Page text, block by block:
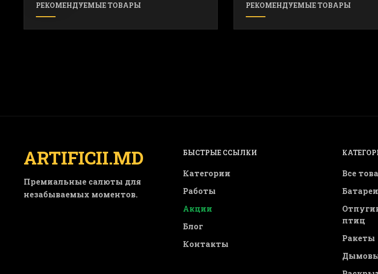
РЕКОМЕНДУЕМЫЕ ТОВАРЫ РЕКОМЕНДУЕМЫЕ ТОВАРЫ
ARTIFICII.MD
Премиальные салюты для
незабываемых моментов.
БЫСТРЫЕ ССЫЛКИ
Категории
Работы
Акции
Блог
Контакты
Все
птиц
Ракеты